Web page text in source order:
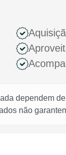
dependem
não